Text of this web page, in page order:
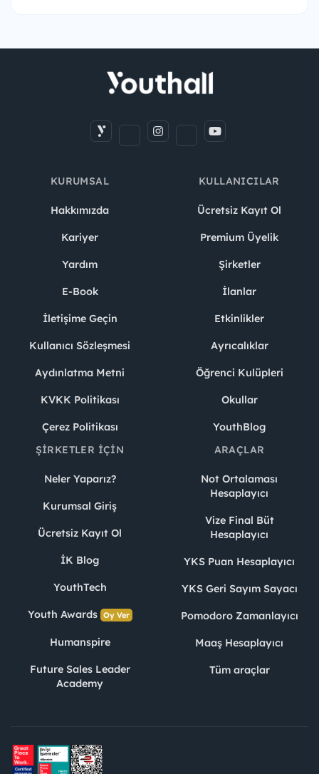
KURUMSAL
Hakkımızda
Kariyer
Yardım
E-Book
İletişime Geçin
Kullanıcı Sözleşmesi
Aydınlatma Metni
KVKK Politikası
Çerez Politikası
KULLANICILAR
Ücretsiz Kayıt Ol
Premium Üyelik
Şirketler
İlanlar
Etkinlikler
Ayrıcalıklar
Öğrenci Kulüpleri
Okullar
YouthBlog
ŞIRKETLER İÇIN
Neler Yaparız?
Kurumsal Giriş
Ücretsiz Kayıt Ol
İK Blog
YouthTech
Youth Awards Oy Ver
Humanspire
Future Sales Leader
Academy
ARAÇLAR
Not Ortalaması
Hesaplayıcı
Vize Final Büt
Hesaplayıcı
YKS Puan Hesaplayıcı
YKS Geri Sayım Sayacı
Pomodoro Zamanlayıcı
Maaş Hesaplayıcı
Tüm araçlar